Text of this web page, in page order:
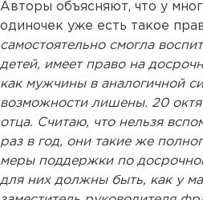
Авторы объясняют, что у
одиночек уже есть такое
самостоятельно смогла
детей, имеет право на
как мужчины в аналогичной
возможности лишены. 20
отца. Считаю, что нельзя
раз в год, они такие же
меры поддержки по
для них должны быть, как у